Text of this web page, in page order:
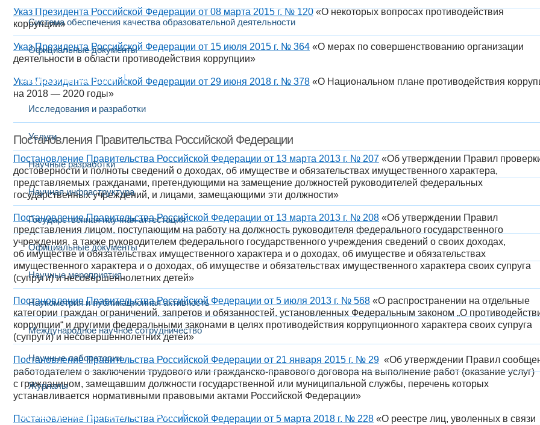
Система обеспечения качества образовательной деятельности
Официальные документы
Наука и инновации
Исследования и разработки
Услуги
Научные разработки
Научная инфраструктура
Государственная научная аттестация
Официальные документы
Научные мероприятия
Наукометрия и публикационная активность
Международное научное сотрудничество
Научные лаборатории
Журналы
Международная деятельность
Указ Президента Российской Федерации от 08 марта 2015 г. № 120«О некоторых вопросах противодействия
коррупции»
Указ Президента Российской Федерации от 15 июля 2015 г. № 364 «О мерах по совершенствованию организации
деятельности в области противодействия коррупции»
Указ Президента Российской Федерации от 29 июня 2018 г. № 378 «О Национальном плане противодействия
на 2018 — 2020 годы»
Постановления Правительства Российской Федерации
Постановление Правительства Российской Федерации от 13 марта 2013 г. № 207 «Об утверждении Правил
достоверности и полноты сведений о доходах, об имуществе и обязательствах имущественного характера,
представляемых гражданами, претендующими на замещение должностей руководителей федеральных
государственных учреждений, и лицами, замещающими эти должности»
Постановление Правительства Российской Федерации от 13 марта 2013 г. № 208 «Об утверждении Правил
представления лицом, поступающим на работу на должность руководителя федерального государственного
учреждения, а также руководителем федерального государственного учреждения сведений о своих доходах,
об имуществе и обязательствах имущественного характера и о доходах, об имуществе и обязательствах
имущественного характера и о доходах, об имуществе и обязательствах имущественного характера своих супруга
(супруги) и несовершеннолетних детей»
Постановление Правительства Российской Федерации от 5 июля 2013 г. № 568 «О распространении на отдельные
категории граждан ограничений, запретов и обязанностей, установленных Федеральным законом „О
коррупции“ и другими федеральными законами в целях противодействия коррупционного характера своих супруга
(супруги) и несовершеннолетних детей»
Постановление Правительства Российской Федерации от 21 января 2015 г. № 29 «Об утверждении Правил
работодателем о заключении трудового или гражданско-правового договора на выполнение работ (оказание услуг)
с гражданином, замещавшим должности государственной или муниципальной службы, перечень которых
устанавливается нормативными правовыми актами Российской Федерации»
Постановление Правительства Российской Федерации от 5 марта 2018 г. № 228 «О реестре лиц, уволенных в связи